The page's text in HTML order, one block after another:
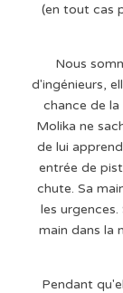
(en tout cas
Nous
d'ingénieurs,
chance de
Molika ne
de lui
entrée de
chute. Sa
les
main dans la
Pendant